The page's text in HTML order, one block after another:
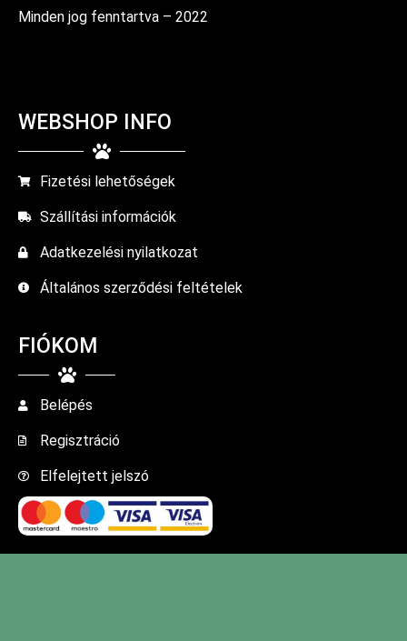
Minden jog fenntartva – 2022
WEBSHOP INFO
Fizetési lehetőségek
Szállítási információk
Adatkezelési nyilatkozat
Általános szerződési feltételek
FIÓKOM
Belépés
Regisztráció
Elfelejtett jelszó